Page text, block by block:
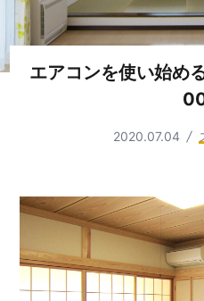
エアコンを使い始め
2020.07.04